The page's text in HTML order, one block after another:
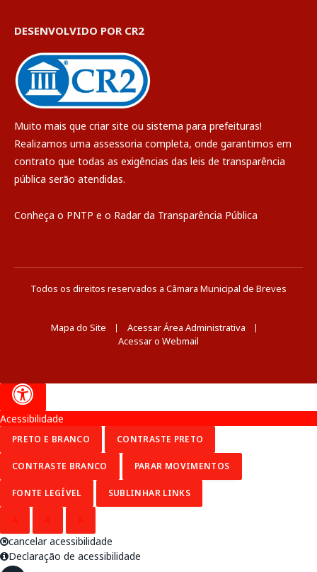
DESENVOLVIDO POR CR2
Muito mais que criar site ou sistema para prefeituras!
Realizamos uma assessoria completa, onde garantimos em
contrato que todas as exigências das leis de transparência
pública serão atendidas.
Conheça o PNTP e o Radar da Transparência Pública
Todos os direitos reservados a Câmara Municipal de Breves
Mapa do Site
Acessar Área Administrativa
Acessar o Webmail
Acessibilidade
PRETO E BRANCO CONTRASTE PRETO
CONTRASTE BRANCO PARAR MOVIMENTOS
FONTE LEGÍVEL SUBLINHAR LINKS
cancelar acessibilidade
Declaração de acessibilidade